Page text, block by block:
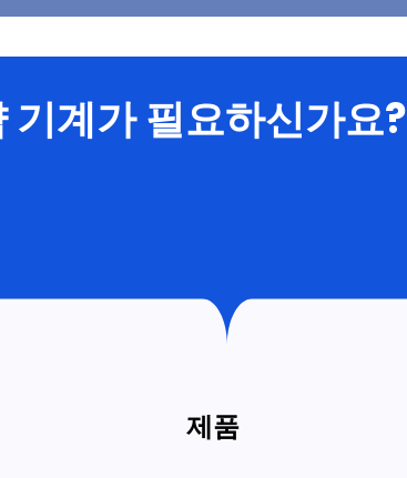
기계가 필요하신가요?
제품